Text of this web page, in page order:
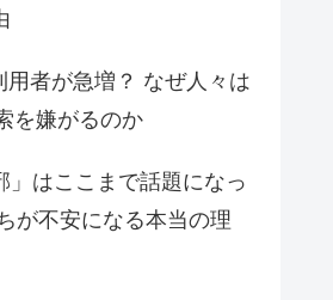
用者が急増？ なぜ人々は
を嫌がるのか
」はここまで話題になっ
が不安になる本当の理